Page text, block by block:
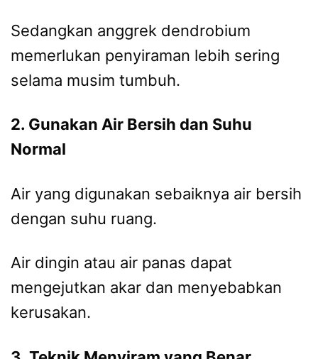
Sedangkan anggrek dendrobium
memerlukan penyiraman lebih sering
selama musim tumbuh.
2. Gunakan Air Bersih dan Suhu
Normal
Air yang digunakan sebaiknya air bersih
dengan suhu ruang.
Air dingin atau air panas dapat
mengejutkan akar dan menyebabkan
kerusakan.